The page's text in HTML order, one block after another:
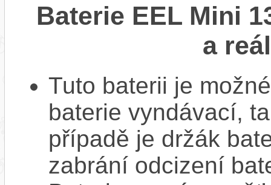
Baterie EEL Mini
a
Tuto baterii je
baterie vyndávací,
případě je držák
zabrání odcizení